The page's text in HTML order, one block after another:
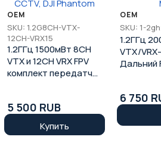
OEM
SKU: 1.2G8CH-VTX-
12CH-VRX15
1.2ГГц 1500мВт 8CH
VTX и 12CH VRX FPV
комплект передатчик
5 500 RUB
Купить
OEM
SKU: 1-
1.2ГГц
VTX/
Дальний
Mateksys
6 750